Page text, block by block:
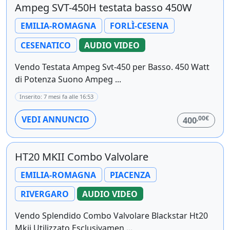
Ampeg SVT-450H testata basso 450W
EMILIA-ROMAGNA
FORLÌ-CESENA
CESENATICO
AUDIO VIDEO
Vendo Testata Ampeg Svt-450 per Basso. 450 Watt
di Potenza Suono Ampeg ...
Inserito: 7 mesi fa alle 16:53
VEDI ANNUNCIO 400,00€
HT20 MKII Combo Valvolare
EMILIA-ROMAGNA
PIACENZA
RIVERGARO
AUDIO VIDEO
Vendo Splendido Combo Valvolare Blackstar Ht20